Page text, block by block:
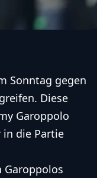
Sonntag gegen
Diese
Garoppolo
in die Partie
Garoppolos